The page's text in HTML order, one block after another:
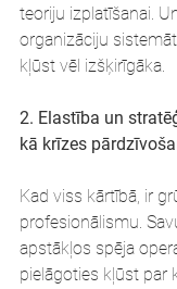
teoriju izplatīšanai.
organizāciju
kļūst vēl izšķirīgāka.
2. Elastība un
kā krīzes
Kad viss kārtībā, ir
profesionālismu.
apstākļos spēja
pielāgoties kļūst par